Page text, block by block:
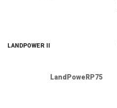
LANDPOWER II
LandPoweRP75